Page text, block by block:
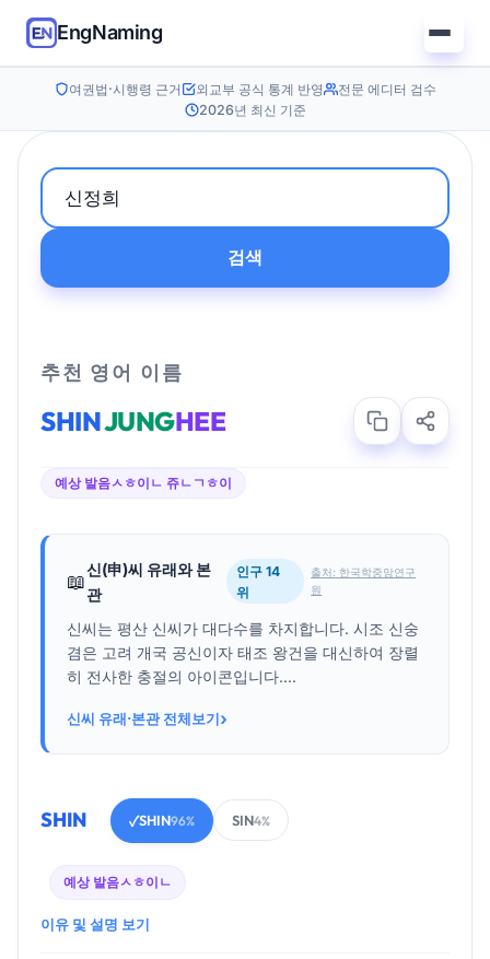
EngNaming
여권법·시행령 근거 외교부 공식 통계 반영
전문 에디터 검수
2026년 최신 기준
검색
추천 영어 이름
SHINJUNGHEE
예상 발음ㅅㅎ이ㄴ 쥬ㄴㄱㅎ이
📖
신(申)씨 유래와 본
관
인구 14
위
출처: 한국학중앙연구
원
신씨는 평산 신씨가 대다수를 차지합니다. 시조 신숭
겸은 고려 개국 공신이자 태조 왕건을 대신하여 장렬
히 전사한 충절의 아이콘입니다....
신씨 유래·본관 전체보기›
SHIN ✓SHIN96% SIN4%
예상 발음ㅅㅎ이ㄴ
이유 및 설명 보기